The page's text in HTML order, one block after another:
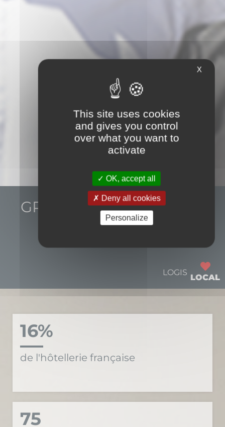
Rejoignez le premier collectif
de restaurateurs - hôteliers en
Europe
POURQUOI NOUS REJOINDRE
GROUPE LOGIS HOTELS
DÎNER
LOCAL
16%
de l'hôtellerie française
75
This site uses cookies
and gives you control
over what you want to
activate
Deny all cookies
Personalize